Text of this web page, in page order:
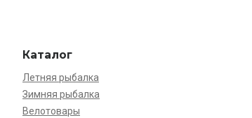
Каталог
Летняя рыбалка
Зимняя рыбалка
Велотовары